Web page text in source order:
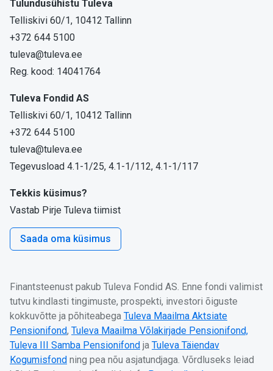
Tulundusühistu Tuleva
Telliskivi 60/1, 10412 Tallinn
+372 644 5100
tuleva@tuleva.ee
Reg. kood: 14041764
Tuleva Fondid AS
Telliskivi 60/1, 10412 Tallinn
+372 644 5100
tuleva@tuleva.ee
Tegevusload 4.1-1/25, 4.1-1/112, 4.1-1/117
Tekkis küsimus?
Vastab Pirje Tuleva tiimist
Saada oma küsimus
Finantsteenust pakub Tuleva Fondid AS. Enne fondi valimist
tutvu kindlasti tingimuste, prospekti, investori õiguste
kokkuvõtte ja põhiteabega Tuleva Maailma Aktsiate
Pensionifond, Tuleva Maailma Võlakirjade Pensionifond,
Tuleva III Samba Pensionifond ja Tuleva Täiendav
Kogumisfond ning pea nõu asjatundjaga. Võrdluseks leiad